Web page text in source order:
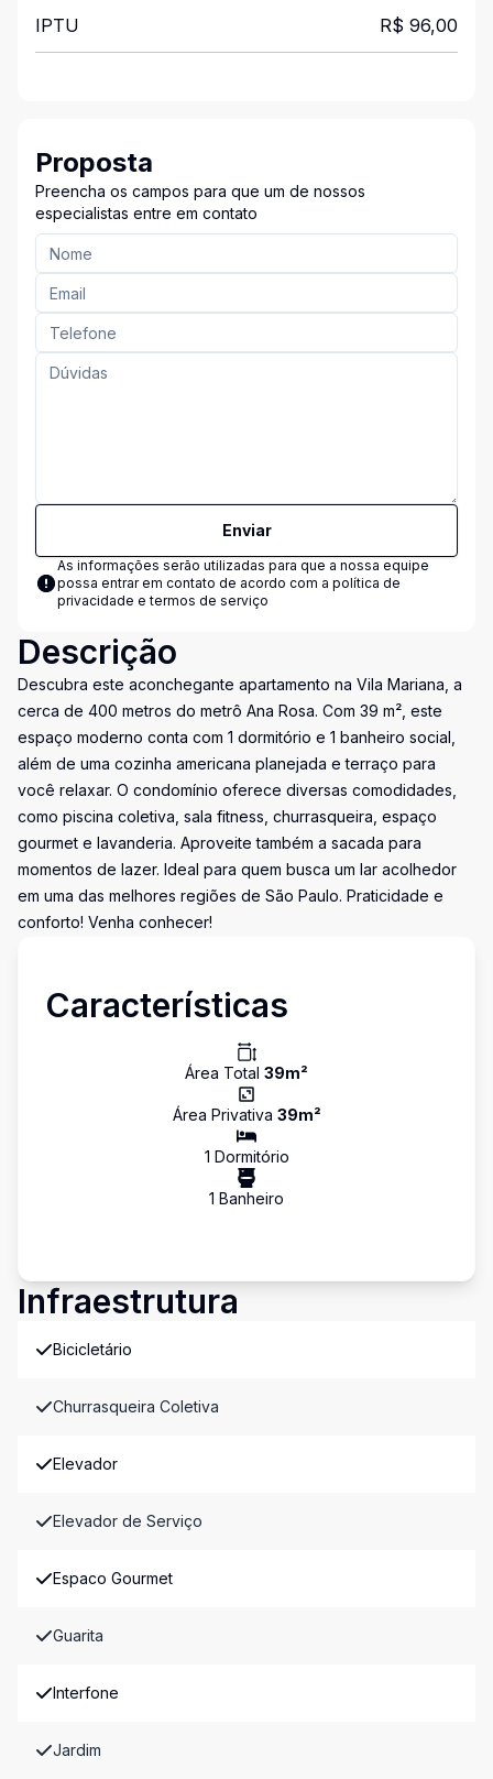
IPTU R$ 96,00
Proposta
Preencha os campos para que um de nossos
especialistas entre em contato
Enviar
As informações serão utilizadas para que a nossa equipe
possa entrar em contato de acordo com a política de
privacidade e termos de serviço
Descrição
Descubra este aconchegante apartamento na Vila Mariana, a
cerca de 400 metros do metrô Ana Rosa. Com 39 m², este
espaço moderno conta com 1 dormitório e 1 banheiro social,
além de uma cozinha americana planejada e terraço para
você relaxar. O condomínio oferece diversas comodidades,
como piscina coletiva, sala fitness, churrasqueira, espaço
gourmet e lavanderia. Aproveite também a sacada para
momentos de lazer. Ideal para quem busca um lar acolhedor
em uma das melhores regiões de São Paulo. Praticidade e
conforto! Venha conhecer!
Características
Área Total 39m²
Área Privativa 39m²
1 Dormitório
1 Banheiro
Infraestrutura
Bicicletário
Churrasqueira Coletiva
Elevador
Elevador de Serviço
Espaco Gourmet
Guarita
Interfone
Jardim